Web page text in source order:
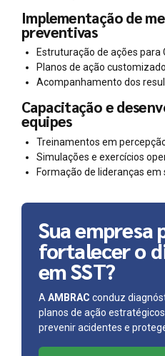
Implementação de
preventivas
Estruturação de ações para
Planos de ação
Acompanhamento dos
Capacitação e
equipes
Treinamentos em
Simulações e exercícios
Formação de lideranças em
Sua empresa
fortalecer o
em SST?
A AMBRAC conduz
planos de ação
prevenir acidentes e